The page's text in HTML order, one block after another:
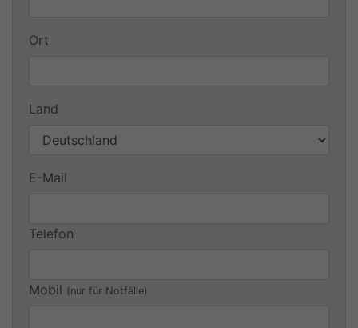
Ort
Land
E-Mail
Telefon
Mobil (nur für Notfälle)